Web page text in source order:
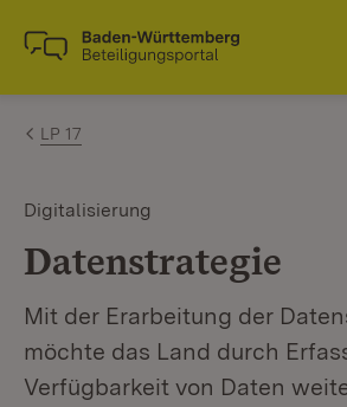
Zum Inhalt springen
Link zur Startseite
LP 17
Digitalisierung
Datenstrategie
Mit der Erarbeitung der
möchte das Land durch
Verfügbarkeit von Daten